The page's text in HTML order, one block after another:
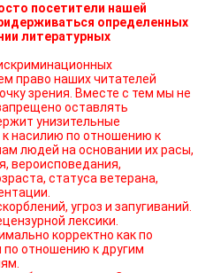
посетители нашей
определенных
литературных
зрения. Вместе с тем мы не
оставлять
унизительные
насилию по отношению к
людей на основании их расы,
вероисповедания,
статуса ветерана,
угроз и запугиваний.
лексики.
корректно как по
отношению к другим